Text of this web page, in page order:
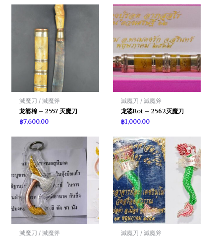
滅魔刀 / 滅魔斧
龙婆棉 – 2557 灭魔刀
฿7,600.00
滅魔刀 / 滅魔斧
龙婆Rot – 2562灭魔刀
฿1,000.00
滅魔刀 / 滅魔斧 滅魔刀 / 滅魔斧